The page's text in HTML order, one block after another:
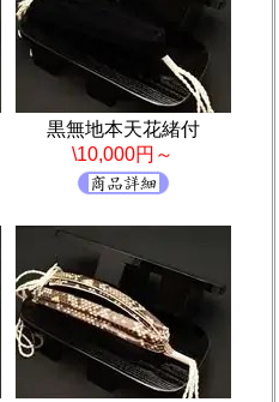
黒無地本天花緒付
\10,000円～